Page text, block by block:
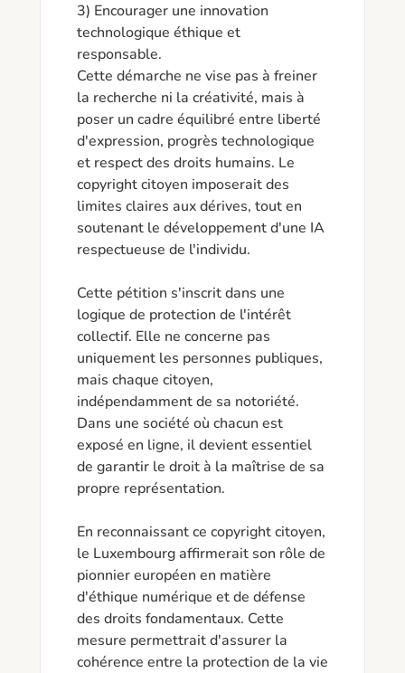
3) Encourager une innovation
technologique éthique et
responsable.
Cette démarche ne vise pas à freiner
la recherche ni la créativité, mais à
poser un cadre équilibré entre liberté
d'expression, progrès technologique
et respect des droits humains. Le
copyright citoyen imposerait des
limites claires aux dérives, tout en
soutenant le développement d'une IA
respectueuse de l'individu.
Cette pétition s'inscrit dans une
logique de protection de l'intérêt
collectif. Elle ne concerne pas
uniquement les personnes publiques,
mais chaque citoyen,
indépendamment de sa notoriété.
Dans une société où chacun est
exposé en ligne, il devient essentiel
de garantir le droit à la maîtrise de sa
propre représentation.
En reconnaissant ce copyright citoyen,
le Luxembourg affirmerait son rôle de
pionnier européen en matière
d'éthique numérique et de défense
des droits fondamentaux. Cette
mesure permettrait d'assurer la
cohérence entre la protection de la vie